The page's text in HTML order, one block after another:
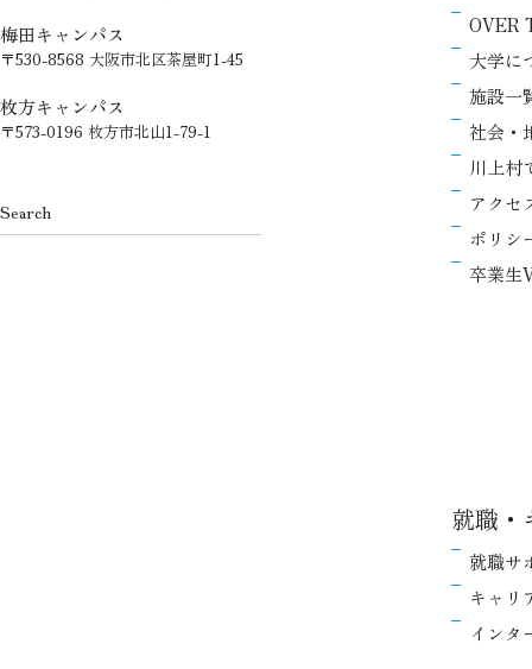
梅田キャンパス
〒530-8568 大阪市北区茶屋町1-45
枚方キャンパス
〒573-0196 枚方市北山1-79-1
OVER
大学に
施設一
社会・
川上村
アクセ
ポリシ
卒業生
就職・
就職サ
キャリ
インタ